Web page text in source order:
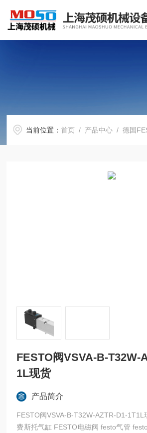
当前位置：首页 / 产品中心 /德国
FESTO阀VSVA-B-T32W-
1L现货
产品简介
FESTO阀VSVA-B-T32W-AZTR-D1-1T1L
费斯托气缸 FESTO电磁阀 festo气管